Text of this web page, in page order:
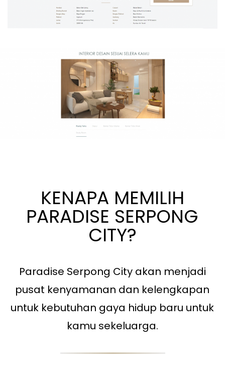
KENAPA MEMILIH
PARADISE SERPONG
CITY?
Paradise Serpong City akan menjadi
pusat kenyamanan dan kelengkapan
untuk kebutuhan gaya hidup baru untuk
kamu sekeluarga.